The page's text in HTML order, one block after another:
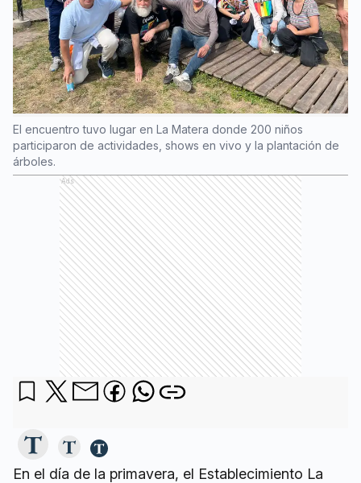
El encuentro tuvo lugar en La Matera donde 200 niños
participaron de actividades, shows en vivo y la plantación de
árboles.
Ads
En el día de la primavera, el Establecimiento La